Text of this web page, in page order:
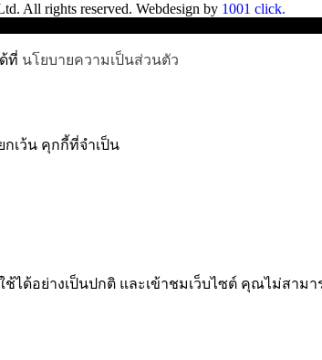
All rights reserved. Webdesign by 1001 click.
ที่ นโยบายความเป็นส่วนตัว
เว้น คุกกี้ที่จำเป็น
ด้อย่างเป็นปกติ และเข้าชมเว็บไซต์ คุณไม่สาม